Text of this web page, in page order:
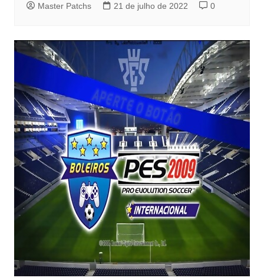
Master Patchs 21 de julho de 2022 0